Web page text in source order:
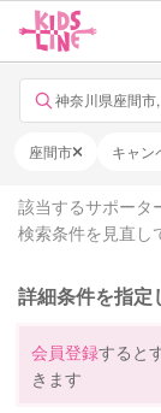
神奈川県座間
座間市 キャン
該当するサポータ
検索条件を見直し
詳細条件を指定
会員登録すると
きます